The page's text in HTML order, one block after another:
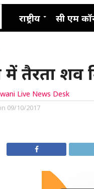
राष्ट्रीय सी एम
में तैरता शव
Live News Desk
09/10/2017